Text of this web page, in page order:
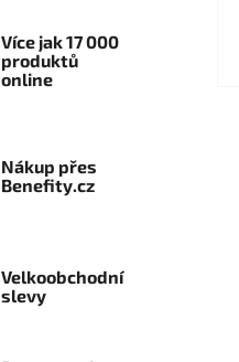
Více jak 17 000
produktů
online
Nákup přes
Benefity.cz
Velkoobchodní
slevy